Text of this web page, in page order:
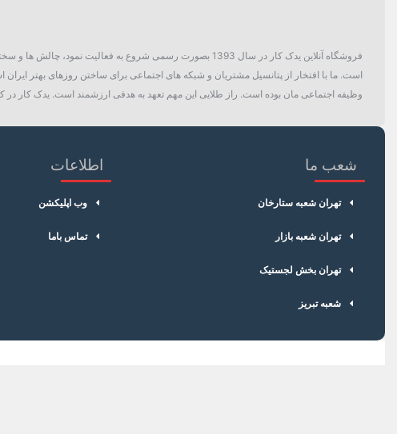
فروشگاه آنلاین یدک کار در سال 1393 بصورت رسمی شروع به
است. ما با افتخار از پتانسیل مشتریان و شبکه های اجتماعی برای ساختن روزهای بهتر
وظیفه اجتماعی مان بوده است. راز طلایی این مهم تعهد به هدفی ارزشمند است. یدک کار در
شعب ما
تهران شعبه ستارخان
تهران شعبه بازار
تهران بخش لجستیک
شعبه تبریز
اطلاعات
وب اپلیکشن
تماس باما